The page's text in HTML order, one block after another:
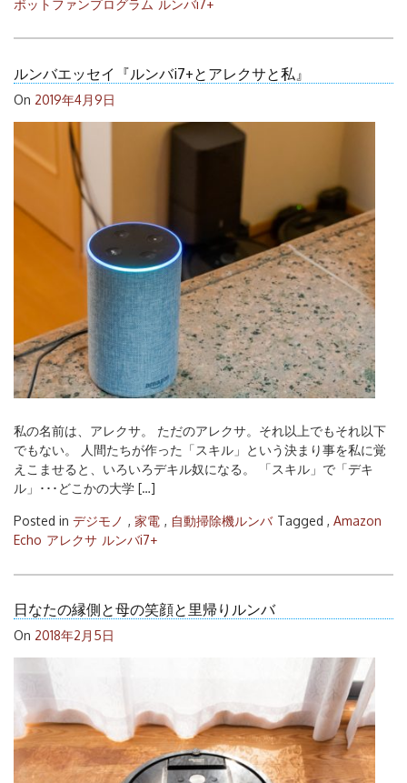
ボットファンプログラム ルンバi7+
ルンバエッセイ『ルンバi7+とアレクサと私』
On 2019年4月9日
私の名前は、アレクサ。 ただのアレクサ。それ以上でもそれ以下
でもない。 人間たちが作った「スキル」という決まり事を私に覚
えこませると、いろいろデキル奴になる。 「スキル」で「デキ
ル」･･･どこかの大学 […]
Posted in デジモノ , 家電 , 自動掃除機ルンバ Tagged , Amazon
Echo アレクサ ルンバi7+
日なたの縁側と母の笑顔と里帰りルンバ
On 2018年2月5日